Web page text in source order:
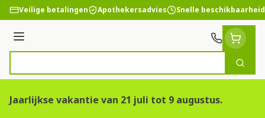
Ga naar de inhoud
Veilige betalingen Apothekersadvies Snelle beschikbaarheid
Menu
Zoek
Jaarlijkse vakantie van 21 juli tot 9 augustus.